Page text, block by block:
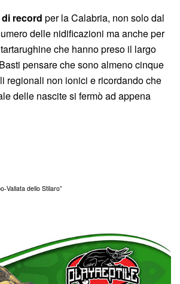
di record per la Calabria, non solo dal
delle nidificazioni ma anche per
che hanno preso il largo
pensare che sono almeno cinque
regionali non ionici e ricordando che
delle nascite si fermò ad appena
Vallata dello Stilaro”